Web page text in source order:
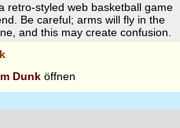
retro-styled web basketball game
Be careful; arms will fly in the
and this may create confusion.
Dunk öffnen